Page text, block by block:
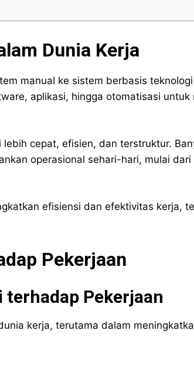
Dunia Kerja
manual ke sistem berbasis
aplikasi, hingga otomatisasi untuk
cepat, efisien, dan terstruktur.
operasional sehari-hari, mulai
efisiensi dan efektivitas kerja,
Pekerjaan
Pekerjaan
kerja, terutama dalam